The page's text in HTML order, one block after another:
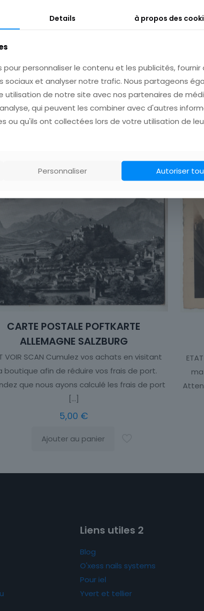
achats avant de payer!
CARTE POSTALE POFTKARTE
ALLEMAGNE SALZBURG
VOIR SCAN Cumulez vos achats en visitant
boutique afin de réduire vos frais de port.
que nous ayons calculé les frais de port
[…]
5,00 €
Ajouter au panier
Liens utiles 2
Blog
O'xess nails systems
Pour iel
Yvert et tellier
Details à propos des
pour personnaliser le contenu et les publicités, fournir
sociaux et analyser notre trafic. Nous partageons
utilisation de notre site avec nos partenaires de
qui peuvent les combiner avec d'autres
ou qu'ils ont collectées lors de votre utilisation de
Personnaliser Autoriser